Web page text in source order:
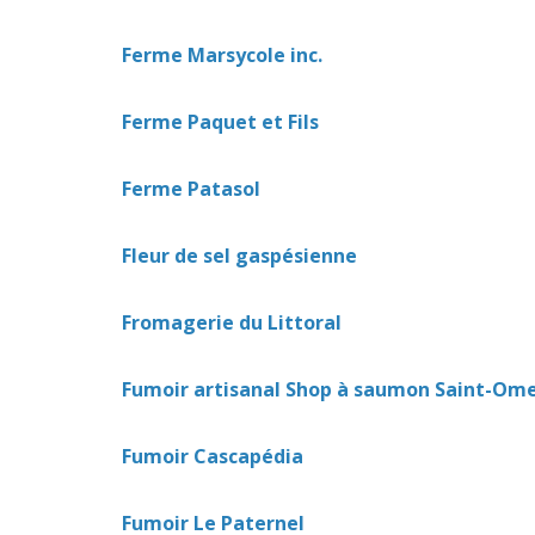
Ferme Marsycole inc.
Ferme Paquet et Fils
Ferme Patasol
Fleur de sel gaspésienne
Fromagerie du Littoral
Fumoir artisanal Shop à saumon Saint-
Fumoir Cascapédia
Fumoir Le Paternel